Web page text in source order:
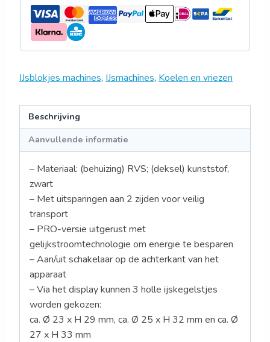
IJsblokjes machines, IJsmachines, Koelen en vriezen
Beschrijving
Aanvullende informatie
– Materiaal: (behuizing) RVS; (deksel) kunststof,
zwart
– Met uitsparingen aan 2 zijden voor veilig
transport
– PRO-versie uitgerust met
gelijkstroomtechnologie om energie te besparen
– Aan/uit schakelaar op de achterkant van het
apparaat
– Via het display kunnen 3 holle ijskegelstjes
worden gekozen:
ca. Ø 23 x H 29 mm, ca. Ø 25 x H 32 mm en ca. Ø
27 x H 33 mm